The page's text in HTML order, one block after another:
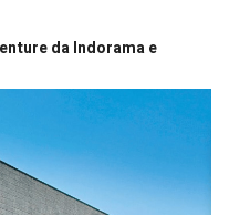
da Indorama e